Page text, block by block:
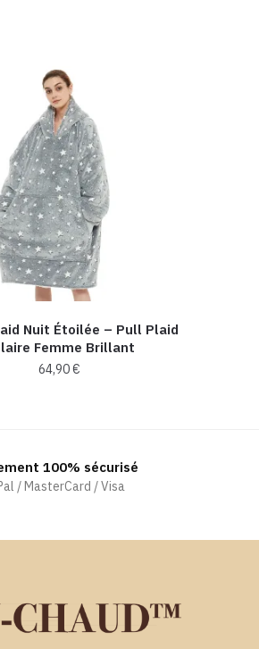
Nuit Étoilée – Pull Plaid
Femme Brillant
64,90€
100% sécurisé
/ MasterCard / Visa